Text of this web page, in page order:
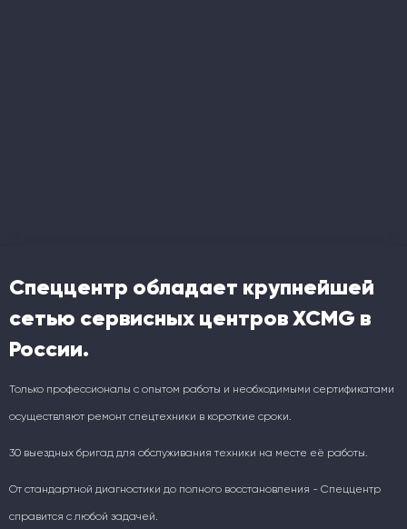
Спеццентр обладает крупнейшей
сетью сервисных центров XCMG в
России.
Только профессионалы с опытом работы и необходимыми сертификатами
осуществляют ремонт спецтехники в короткие сроки.
30 выездных бригад для обслуживания техники на месте её работы.
От стандартной диагностики до полного восстановления - Спеццентр
справится с любой задачей.